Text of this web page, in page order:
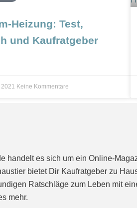
Heizung: Test,
und Kaufratgeber
Keine Kommentare
handelt es sich um ein Online-
bietet Dir Kaufratgeber zu
Ratschläge zum Leben mit
mehr.